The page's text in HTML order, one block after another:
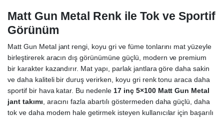
Matt Gun Metal Renk ile Tok ve Sportif
Görünüm
Matt Gun Metal jant rengi, koyu gri ve füme tonlarını mat yüzeyle
birleştirerek aracın dış görünümüne güçlü, modern ve premium
bir karakter kazandırır. Mat yapı, parlak jantlara göre daha sakin
ve daha kaliteli bir duruş verirken, koyu gri renk tonu araca daha
sportif bir hava katar. Bu nedenle 17 inç 5×100 Matt Gun Metal
jant takımı , aracını fazla abartılı göstermeden daha güçlü, daha
tok ve daha modern hale getirmek isteyen kullanıcılar için başarılı